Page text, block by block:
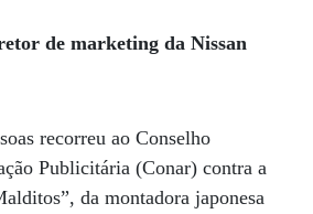
de marketing da Nissan
recorreu ao Conselho
Publicitária (Conar) contra a
da montadora japonesa